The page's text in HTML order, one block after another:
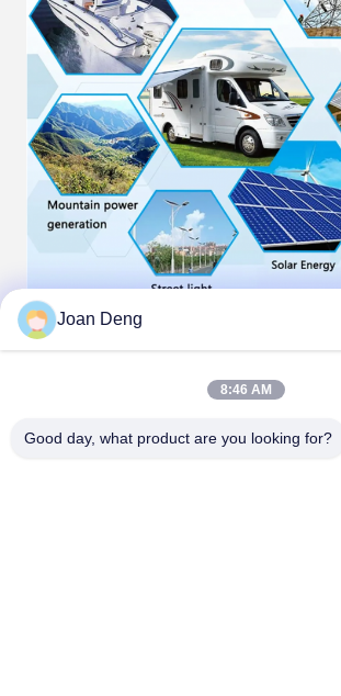
梱包と配送
Joan Deng
8:46 AM
Good day, what product are you looking for?